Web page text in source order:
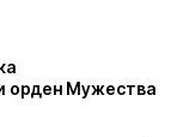
орден Мужества